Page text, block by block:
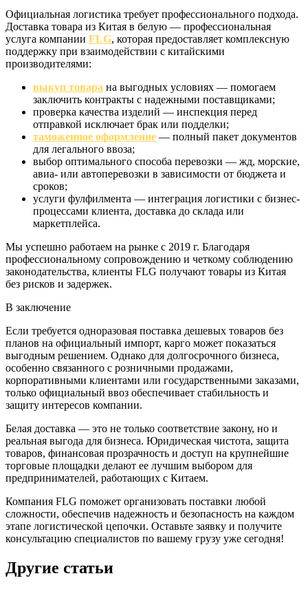
Официальная логистика требует профессионального подхода.
Доставка товара из Китая в белую — профессиональная
услуга компании FLG, которая предоставляет комплексную
поддержку при взаимодействии с китайскими
производителями:
выкуп товара на выгодных условиях — помогаем
заключить контракты с надежными поставщиками;
проверка качества изделий — инспекция перед
отправкой исключает брак или подделки;
таможенное оформление — полный пакет документов
для легального ввоза;
выбор оптимального способа перевозки — жд, морские,
авиа- или автоперевозки в зависимости от бюджета и
сроков;
услуги фулфилмента — интеграция логистики с бизнес-
процессами клиента, доставка до склада или
маркетплейса.
Мы успешно работаем на рынке с 2019 г. Благодаря
профессиональному сопровождению и четкому соблюдению
законодательства, клиенты FLG получают товары из Китая
без рисков и задержек.
В заключение
Если требуется одноразовая поставка дешевых товаров без
планов на официальный импорт, карго может показаться
выгодным решением. Однако для долгосрочного бизнеса,
особенно связанного с розничными продажами,
корпоративными клиентами или государственными заказами,
только официальный ввоз обеспечивает стабильность и
защиту интересов компании.
Белая доставка — это не только соответствие закону, но и
реальная выгода для бизнеса. Юридическая чистота, защита
товаров, финансовая прозрачность и доступ на крупнейшие
торговые площадки делают ее лучшим выбором для
предпринимателей, работающих с Китаем.
Компания FLG поможет организовать поставки любой
сложности, обеспечив надежность и безопасность на каждом
этапе логистической цепочки. Оставьте заявку и получите
консультацию специалистов по вашему грузу уже сегодня!
Другие статьи